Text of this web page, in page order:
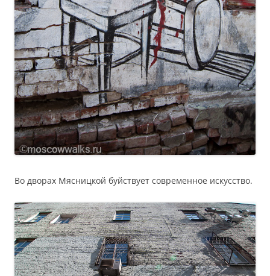
Во дворах Мясницкой буйствует современное искусство.